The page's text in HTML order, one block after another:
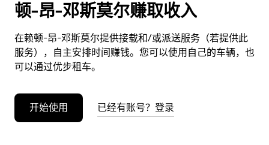
历。
顿-昂-邓斯莫尔赚取收入
在赖顿-昂-邓斯莫尔提供接载和/或派送服务（若提供此
服务），自主安排时间赚钱。您可以使用自己的车辆，也
可以通过优步租车。
开始使用 已经有账号？登录